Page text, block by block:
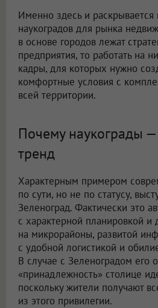
Именно здесь и раскрывается
наукоградов для рынка
в основе городов лежат
предприятия, то работать на
кадры, для которых нужно
комфортные условия с
всей территории.
Почему наукограды
тренд
Характерным примером
по сути, но не по статусу,
Зеленоград. Фактически это
с характерной планировкой и
на микрорайоны, развитой
с удобной логистикой и
В случае с Зеленоградом его
«принадлежность» столице
поскольку жители получают
из этого привилегии.